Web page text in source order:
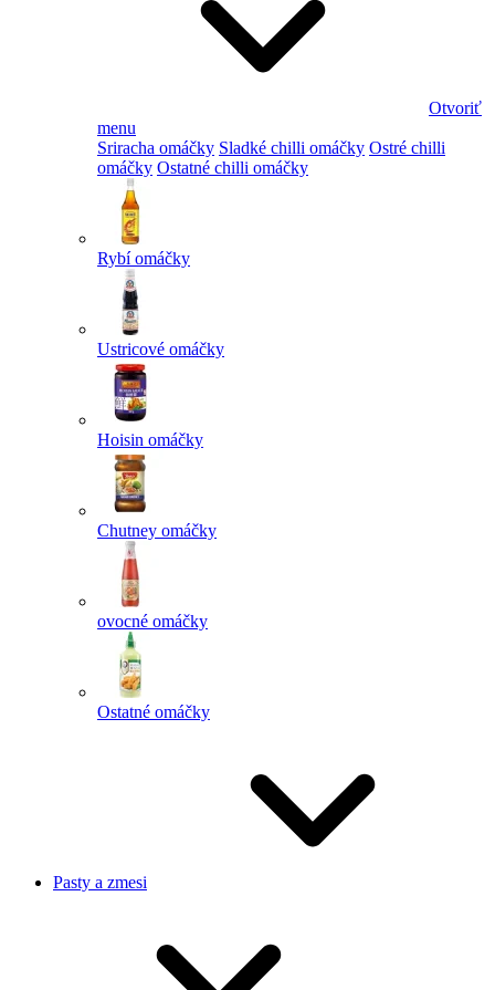
Otvoriť
menu
Sriracha omáčky Sladké chilli omáčky Ostré chilli
omáčky Ostatné chilli omáčky
Rybí omáčky
Ustricové omáčky
Hoisin omáčky
Chutney omáčky
ovocné omáčky
Ostatné omáčky
Pasty a zmesi